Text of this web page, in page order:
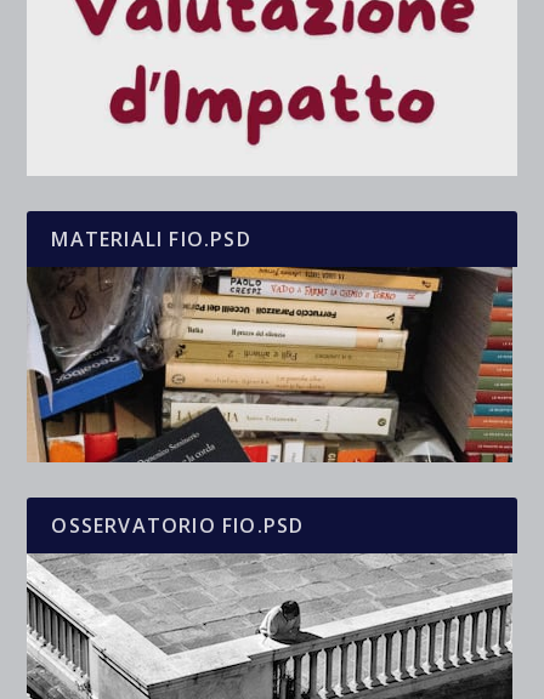
MATERIALI FIO.PSD
OSSERVATORIO FIO.PSD